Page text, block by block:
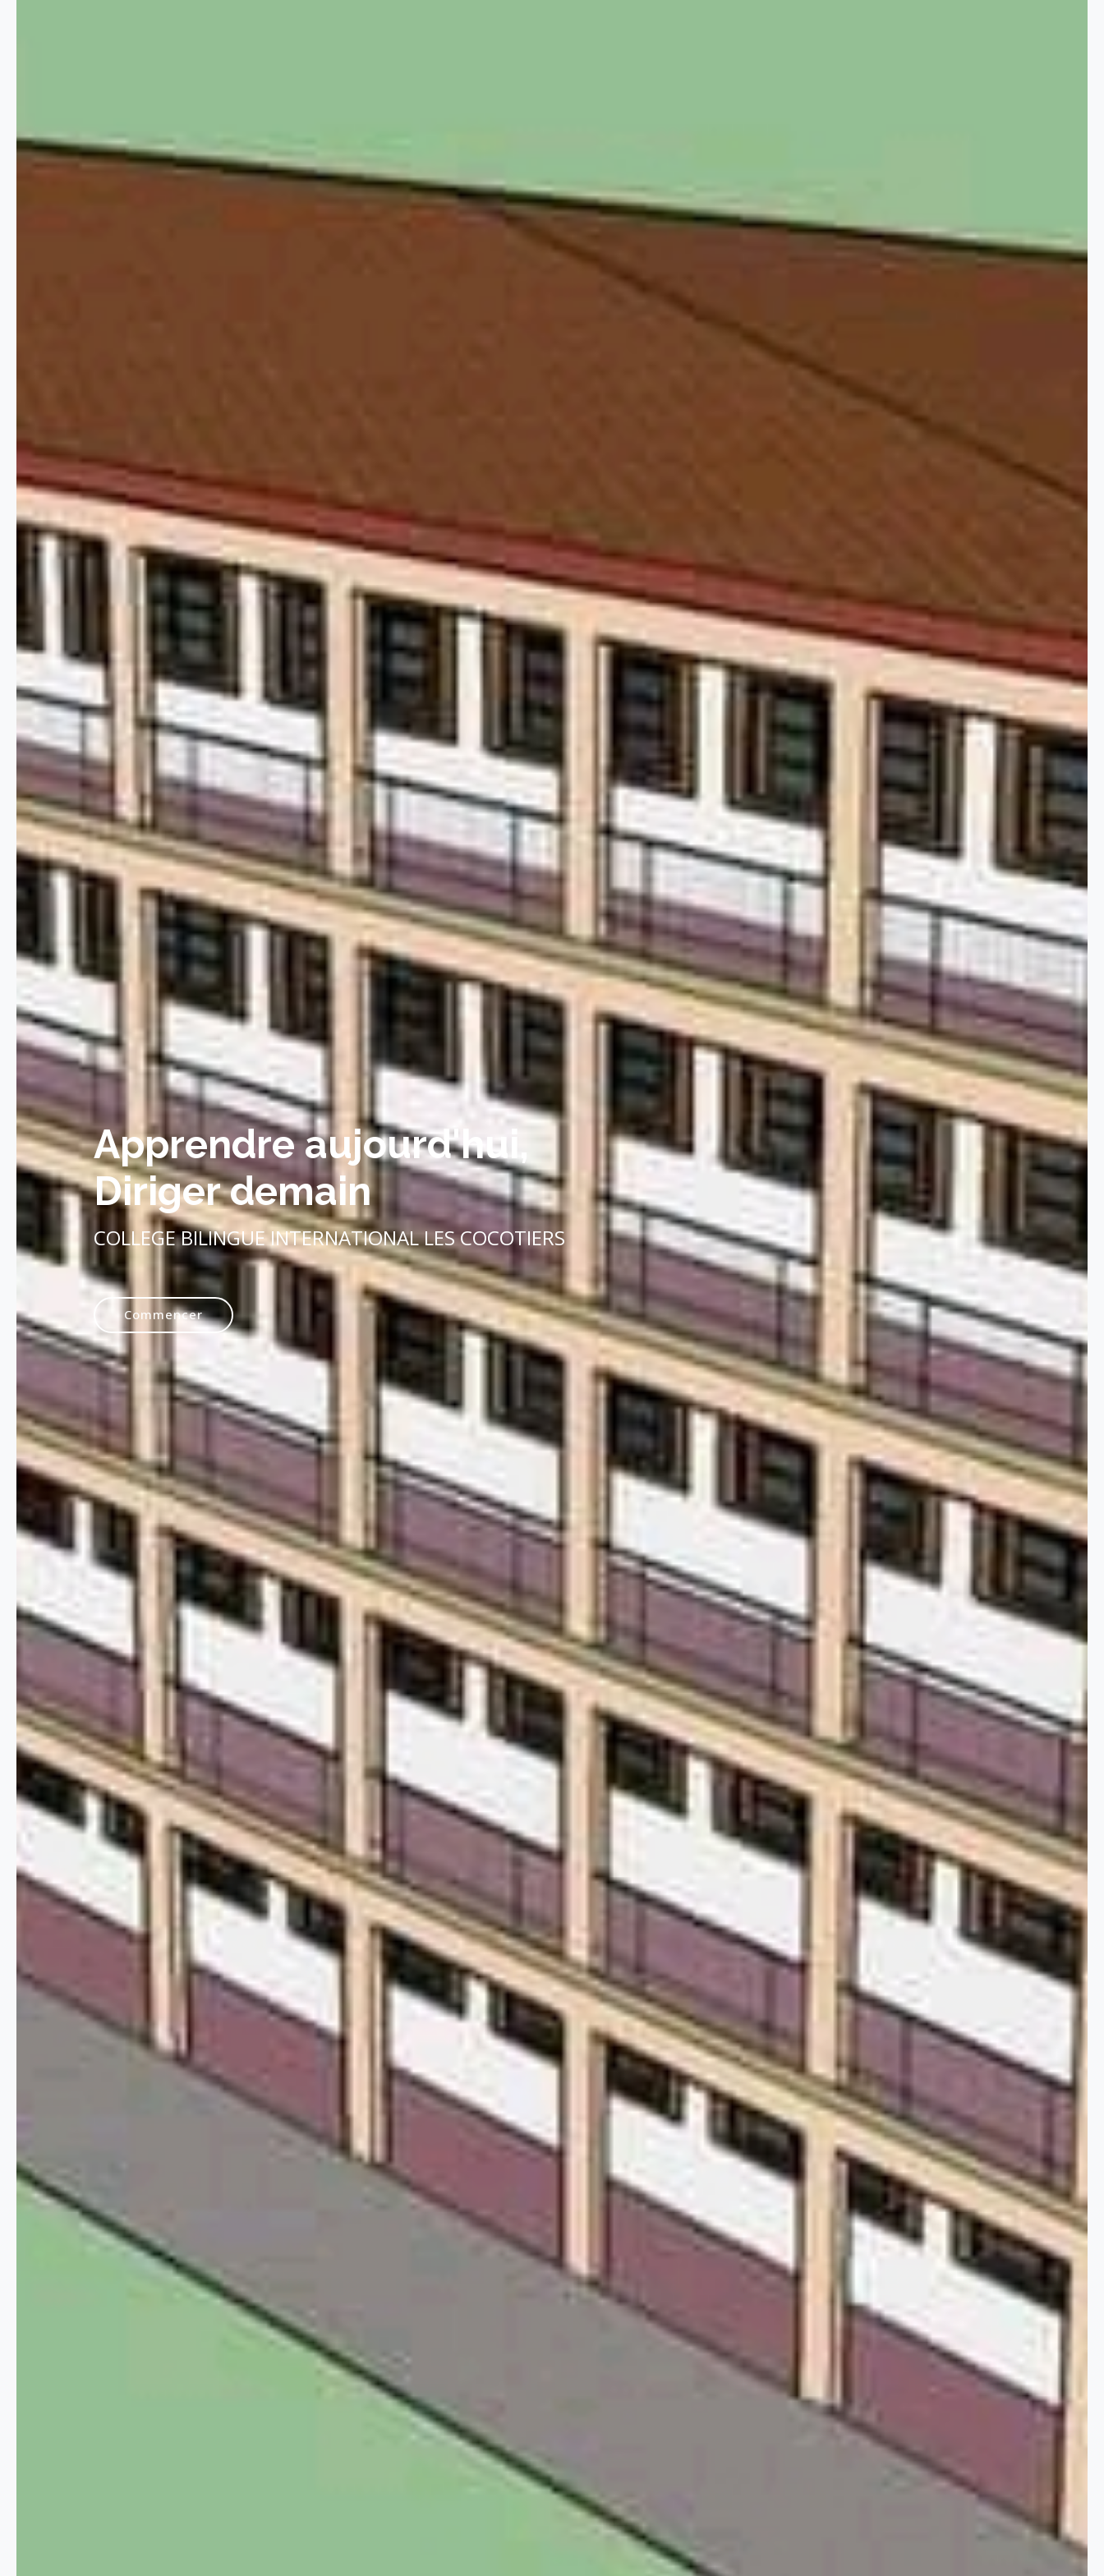
Apprendre aujourd'hui,
Diriger demain
COLLEGE BILINGUE INTERNATIONAL LES COCOTIERS
Commencer